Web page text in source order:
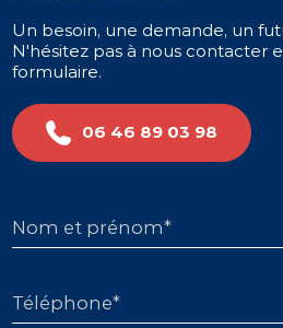
Nom et prénom*
Téléphone*
Un besoin, une demande, un
N'hésitez pas à nous contacter
formulaire.
06 46 89 03 98